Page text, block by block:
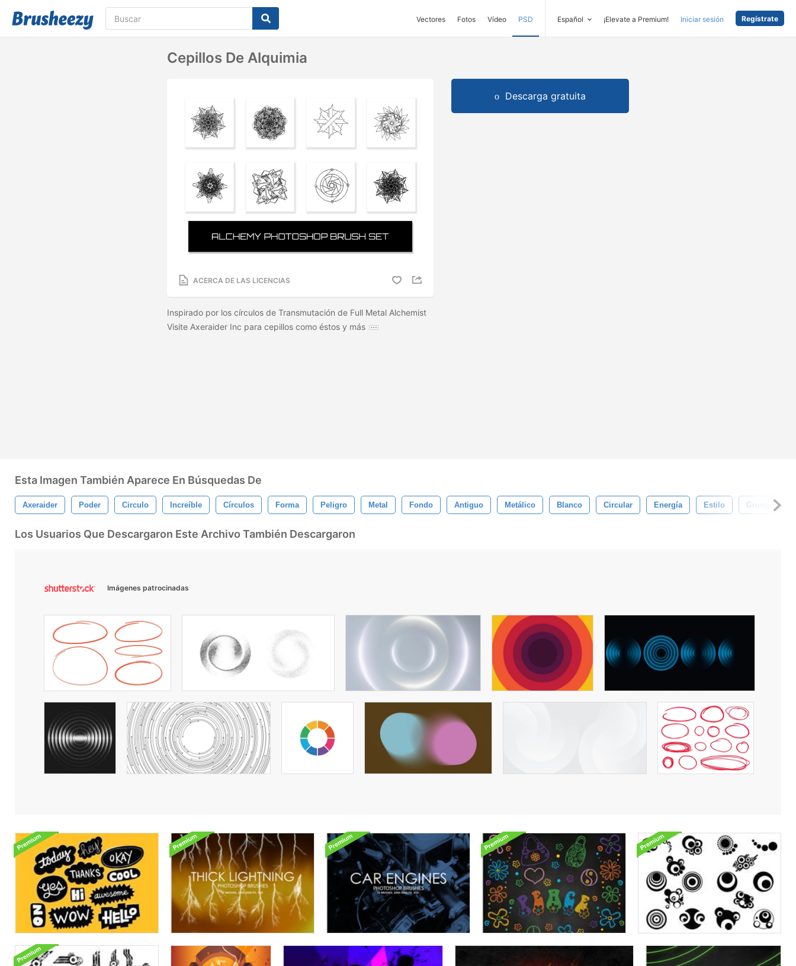
Vectores Fotos Vídeo PSD Español ¡Elevate a Premium! Iniciar sesión Regístrate
Cepillos De Alquimia
ACERCA DE LAS LICENCIAS
Inspirado por los círculos de Transmutación de Full Metal Alchemist
Visite Axeraider Inc para cepillos como éstos y más
Descarga gratuita
Esta Imagen También Aparece En Búsquedas De
Axeraider Poder Circulo Increíble Círculos Forma Peligro Metal Fondo Antiguo Metálico Blanco Circular Energía Estilo Grunge
Los Usuarios Que Descargaron Este Archivo También Descargaron
Imágenes patrocinadas